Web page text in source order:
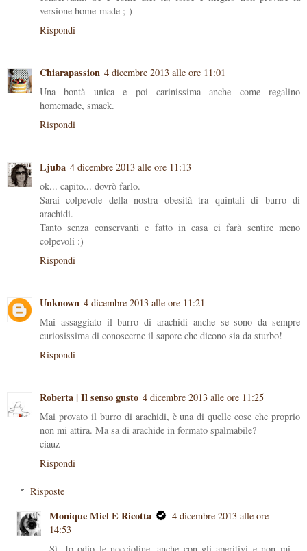
versione home-made ;-)
Rispondi
Chiarapassion 4 dicembre 2013 alle ore 11:01
Una bontà unica e poi carinissima anche come regalino
homemade, smack.
Rispondi
Ljuba 4 dicembre 2013 alle ore 11:13
ok... capito... dovrò farlo.
Sarai colpevole della nostra obesità tra quintali di burro di
arachidi.
Tanto senza conservanti e fatto in casa ci farà sentire meno
colpevoli :)
Rispondi
Unknown 4 dicembre 2013 alle ore 11:21
Mai assaggiato il burro di arachidi anche se sono da sempre
curiosissima di conoscerne il sapore che dicono sia da sturbo!
Rispondi
Roberta | Il senso gusto 4 dicembre 2013 alle ore 11:25
Mai provato il burro di arachidi, è una di quelle cose che proprio
non mi attira. Ma sa di arachide in formato spalmabile?
ciauz
Rispondi
Risposte
Monique Miel E Ricotta
4 dicembre 2013 alle ore
14:53